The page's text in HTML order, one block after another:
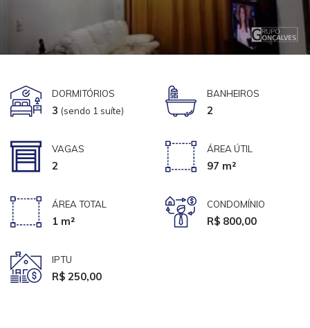
DORMITÓRIOS
3 (sendo 1 suíte)
BANHEIROS
2
VAGAS
2
ÁREA ÚTIL
97 m²
ÁREA TOTAL
1 m²
CONDOMÍNIO
R$ 800,00
IPTU
R$ 250,00